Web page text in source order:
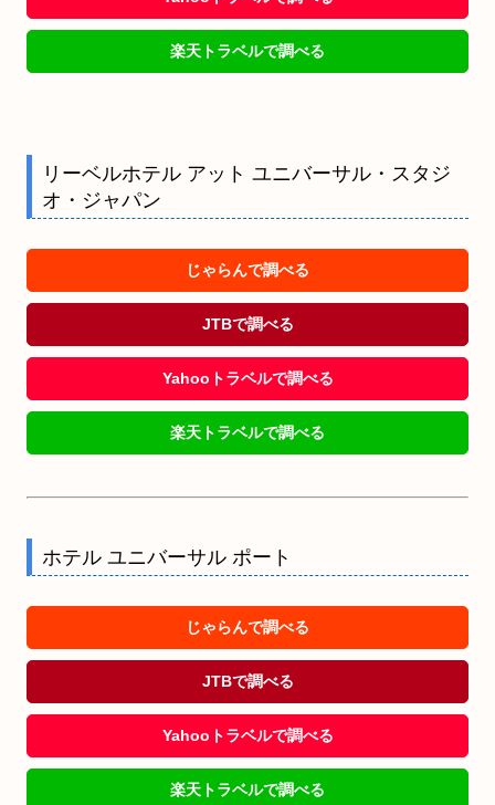
楽天トラベルで調べる
リーベルホテル アット ユニバーサル・スタジ
オ・ジャパン
じゃらんで調べる
JTBで調べる
Yahooトラベルで調べる
楽天トラベルで調べる
ホテル ユニバーサル ポート
じゃらんで調べる
JTBで調べる
Yahooトラベルで調べる
楽天トラベルで調べる